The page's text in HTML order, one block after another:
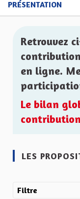
PRÉSENTATION
Retrouvez
en ligne.
Le bilan
LES
Filtre